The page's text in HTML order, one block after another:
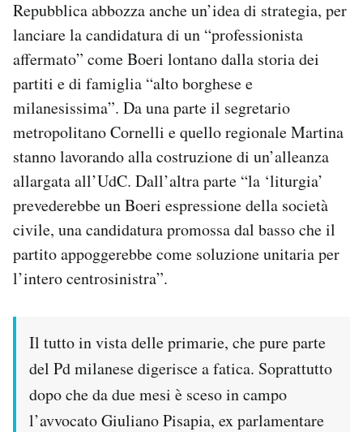
Repubblica abbozza anche un’idea di strategia, per
lanciare la candidatura di un “professionista
affermato” come Boeri lontano dalla storia dei
partiti e di famiglia “alto borghese e
milanesissima”. Da una parte il segretario
metropolitano Cornelli e quello regionale Martina
stanno lavorando alla costruzione di un’alleanza
allargata all’UdC. Dall’altra parte “la ‘liturgia’
prevederebbe un Boeri espressione della società
civile, una candidatura promossa dal basso che il
partito appoggerebbe come soluzione unitaria per
l’intero centrosinistra”.
Il tutto in vista delle primarie, che pure parte
del Pd milanese digerisce a fatica. Soprattutto
dopo che da due mesi è sceso in campo
l’avvocato Giuliano Pisapia, ex parlamentare